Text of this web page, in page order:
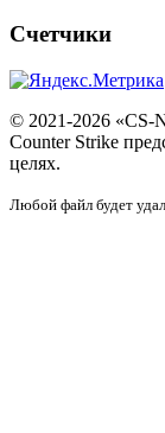
Счетчики
© 2021-2026 «CS-
Counter Strike
целях.
Любой файл будет